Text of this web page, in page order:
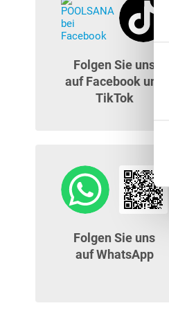
Folgen Sie uns
auf Facebook und
TikTok
Folgen Sie uns
auf WhatsApp